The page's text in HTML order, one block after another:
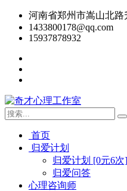
河南省郑州市嵩山北路
1433800178@qq.com
15937878932
首页
归爱计划
归爱计划 [0元6次]
归爱问答
心理咨询师